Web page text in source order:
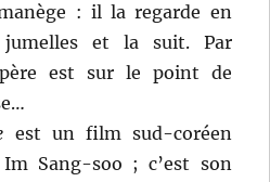
: il la regarde en
jumelles et la suit. Par
est sur le point de
est un film sud-coréen
Sang-soo ; c’est son